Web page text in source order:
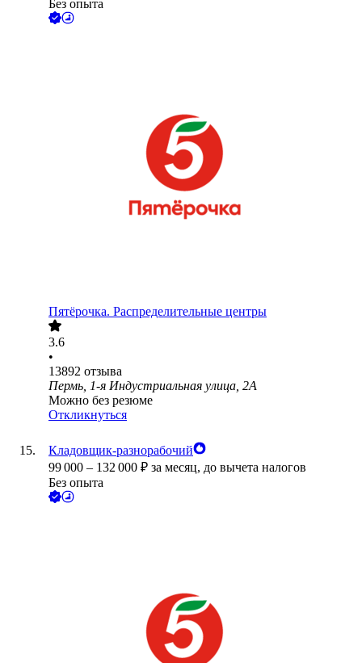
Без опыта
Пятёрочка. Распределительные центры
3.6
•
13892 отзыва
Пермь, 1-я Индустриальная улица, 2А
Можно без резюме
Откликнуться
Кладовщик-разнорабочий
99 000 – 132 000 ₽ за месяц, до вычета налогов
Без опыта